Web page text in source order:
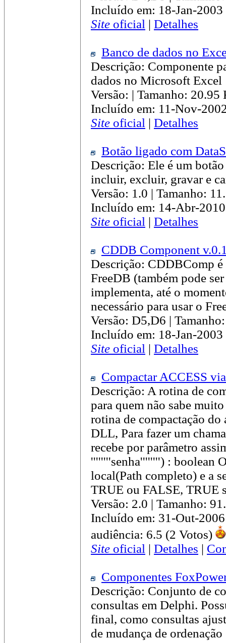
Incluído em: 18-Jan-
Site oficial | Detalhes
Banco de dados no
Descrição: Componente
dados no Microsoft Excel
Versão: | Tamanho: 20.95
Incluído em: 11-Nov-
Site oficial | Detalhes
Botão ligado com
Descrição: Ele é um
incluir, excluir, gravar e
Versão: 1.0 | Tamanho:
Incluído em: 14-Abr-
Site oficial | Detalhes
CDDB Component
Descrição: CDDBComp é
FreeDB (também pode
implementa, até o
necessário para usar o
Versão: D5,D6 |
Incluído em: 18-Jan-
Site oficial | Detalhes
Compactar ACCESS
Descrição: A rotina de
para quem não sabe
rotina de compactação do
DLL, Para fazer um
recebe por parâmetro
''''''''senha'''''''') : boolean
local(Path completo) e a
TRUE ou FALSE, TRUE
Versão: 2.0 | Tamanho:
Incluído em: 31-Out-
audiência: 6.5 (2 Votos)
Site oficial | Detalhes |
Componentes
Descrição: Conjunto de
consultas em Delphi.
final, como consultas
de mudança de